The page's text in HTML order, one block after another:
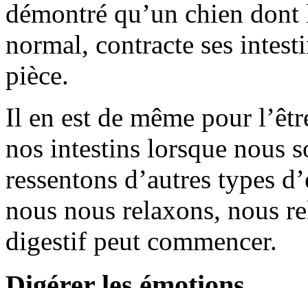
démontré qu’un chien
normal, contracte ses
pièce.
Il en est de même pour
nos intestins lorsque nous
ressentons d’autres types
nous nous relaxons, nous
digestif peut commencer.